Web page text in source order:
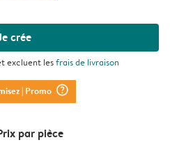
crée
excluent lesfrais de livraison
| Promo question_mark_circle
​​par pièce